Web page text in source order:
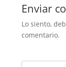
Enviar
Lo siento,
comentario.